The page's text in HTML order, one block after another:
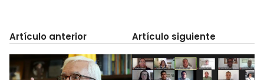
Artículo anterior Artículo siguiente